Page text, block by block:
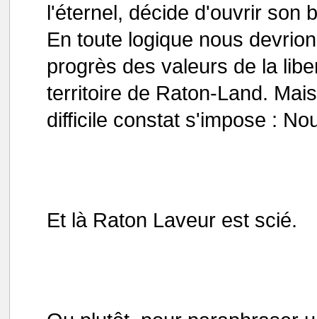
l'éternel, décide d'ouvrir son
En toute logique nous
progrès des valeurs de la
territoire de Raton-Land.
difficile constat s'impose :
Et là Raton Laveur est scié.